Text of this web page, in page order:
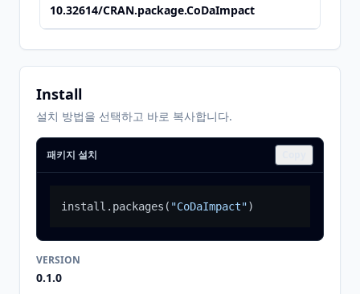
10.32614/CRAN.package.CoDaImpact
Install
설치 방법을 선택하고 바로 복사합니다.
패키지 설치
install.packages ( "CoDaImpact")
VERSION
0.1.0